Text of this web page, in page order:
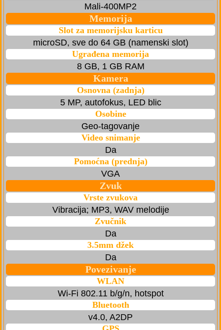
Mali-400MP2
Memorija
Slot za memorijsku karticu
microSD, sve do 64 GB (namenski slot)
Ugrađena memorija
8 GB, 1 GB RAM
Kamera
Osnovna (zadnja)
5 MP, autofokus, LED blic
Osobine
Geo-tagovanje
Video snimanje
Da
Pomoćna (prednja)
VGA
Zvuk
Vrste zvukova
Vibracija; MP3, WAV melodije
Zvučnik
Da
3.5mm džek
Da
Povezivanje
WLAN
Wi-Fi 802.11 b/g/n, hotspot
Bluetooth
v4.0, A2DP